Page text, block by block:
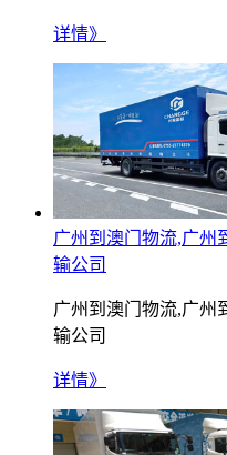
详情》
广州到澳门物流,广州
输公司
广州到澳门物流,广州
输公司
详情》